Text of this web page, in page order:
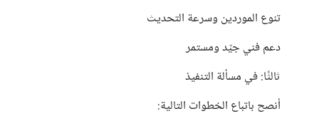
تنوع الموردين وسرعة التحديث
دعم فني جيّد ومستمر
ثالثًا: في مسألة التنفيذ
أنصح باتباع الخطوات التالية: